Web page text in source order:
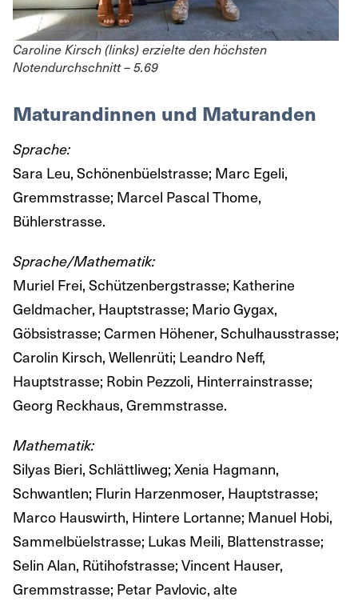
Caroline Kirsch (links) erzielte den höchsten
Notendurchschnitt – 5.69
Maturandinnen und Maturanden
Sprache:
Sara Leu, Schönenbüelstrasse; Marc Egeli,
Gremmstrasse; Marcel Pascal Thome,
Bühlerstrasse.
Sprache/Mathematik:
Muriel Frei, Schützenbergstrasse; Katherine
Geldmacher, Hauptstrasse; Mario Gygax,
Göbsistrasse; Carmen Höhener, Schulhausstrasse;
Carolin Kirsch, Wellenrüti; Leandro Neff,
Hauptstrasse; Robin Pezzoli, Hinterrainstrasse;
Georg Reckhaus, Gremmstrasse.
Mathematik:
Silyas Bieri, Schlättliweg; Xenia Hagmann,
Schwantlen; Flurin Harzenmoser, Hauptstrasse;
Marco Hauswirth, Hintere Lortanne; Manuel Hobi,
Sammelbüelstrasse; Lukas Meili, Blattenstrasse;
Selin Alan, Rütihofstrasse; Vincent Hauser,
Gremmstrasse; Petar Pavlovic, alte